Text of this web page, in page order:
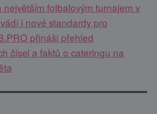
fotbalovým turnajem v
i nové standardy pro
přináší přehled
čísel a faktů o cateringu na